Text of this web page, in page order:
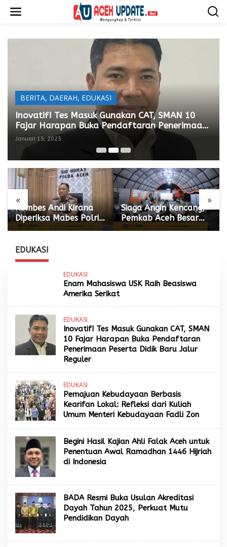
BERITA, DAERAH, EDUKASI
Inovatif! Tes Masuk Gunakan CAT, SMAN 10
Fajar Harapan Buka Pendaftaran Penerimaan
Peserta Didik Baru Jalur Reguler
Januari 15, 2025
« »
Kombes Andi Kirana
Diperiksa Mabes Polri,
Kapolda Tunjuk Kabid
Tugas Kapolresta
Banda Aceh
Siaga Angin Kencang,
Pemkab Aceh Besar
Siapkan Langkah
EDUKASI
EDUKASI
Enam Mahasiswa USK Raih Beasiswa
Amerika Serikat
EDUKASI
Inovatif! Tes Masuk Gunakan CAT, SMAN
10 Fajar Harapan Buka Pendaftaran
Penerimaan Peserta Didik Baru Jalur
Reguler
EDUKASI
Pemajuan Kebudayaan Berbasis
Kearifan Lokal: Refleksi dari Kuliah
Umum Menteri Kebudayaan Fadli Zon
Begini Hasil Kajian Ahli Falak Aceh untuk
Penentuan Awal Ramadhan 1446 Hijriah
di Indonesia
BADA Resmi Buka Usulan Akreditasi
Dayah Tahun 2025, Perkuat Mutu
Pendidikan Dayah